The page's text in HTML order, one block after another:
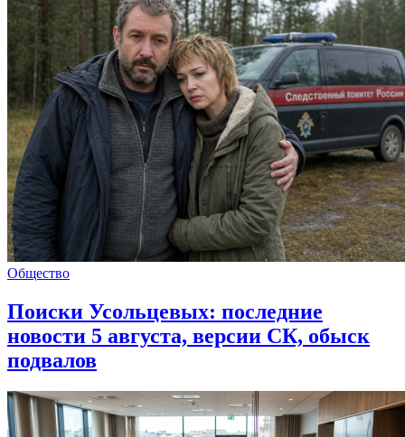
Общество
Поиски Усольцевых: последние
новости 5 августа, версии СК, обыск
подвалов